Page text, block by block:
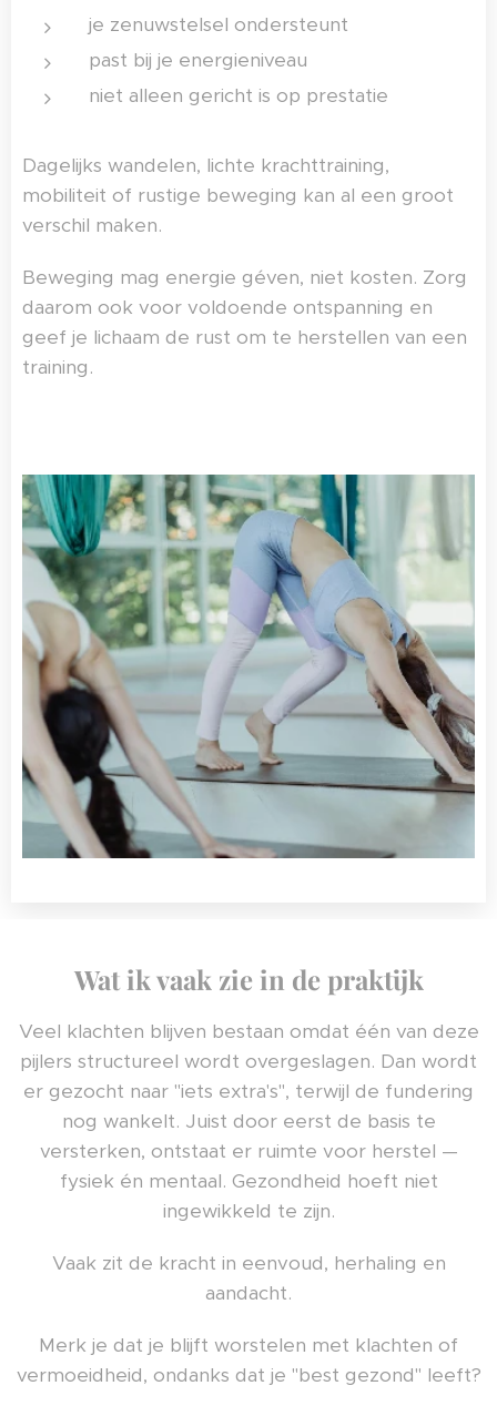
je zenuwstelsel ondersteunt
past bij je energieniveau
niet alleen gericht is op prestatie
Dagelijks wandelen, lichte krachttraining,
mobiliteit of rustige beweging kan al een groot
verschil maken.
Beweging mag energie géven, niet kosten. Zorg
daarom ook voor voldoende ontspanning en
geef je lichaam de rust om te herstellen van een
training.
Wat ik vaak zie in de praktijk
Veel klachten blijven bestaan omdat één van deze
pijlers structureel wordt overgeslagen. Dan wordt
er gezocht naar "iets extra's", terwijl de fundering
nog wankelt. Juist door eerst de basis te
versterken, ontstaat er ruimte voor herstel —
fysiek én mentaal. Gezondheid hoeft niet
ingewikkeld te zijn.
Vaak zit de kracht in eenvoud, herhaling en
aandacht.
Merk je dat je blijft worstelen met klachten of
vermoeidheid, ondanks dat je "best gezond" leeft?